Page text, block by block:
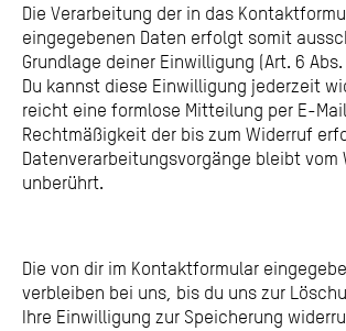
Die Verarbeitung der in das
eingegebenen Daten erfolgt somit
Grundlage deiner Einwilligung (Art. 6 Abs.
Du kannst diese Einwilligung jederzeit
reicht eine formlose Mitteilung per E-
Rechtmäßigkeit der bis zum Widerruf
Datenverarbeitungsvorgänge bleibt vom
unberührt.
Die von dir im Kontaktformular
verbleiben bei uns, bis du uns zur
Ihre Einwilligung zur Speicherung